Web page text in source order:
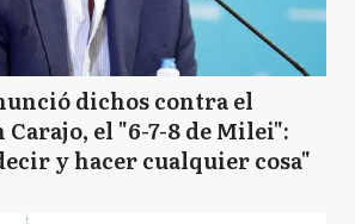
dichos contra el
el "6-7-8 de Milei":
y hacer cualquier cosa"